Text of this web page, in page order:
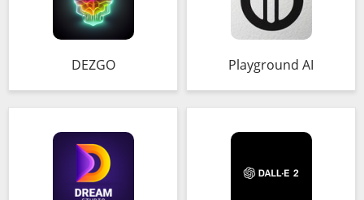
DEZGO Playground AI